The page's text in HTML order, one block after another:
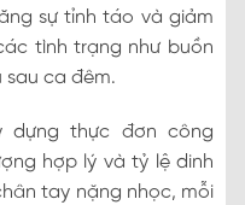
sự tỉnh táo và giảm
tình trạng như buồn
sau ca đêm.
dựng thực đơn công
hợp lý và tỷ lệ dinh
tay nặng nhọc, mỗi